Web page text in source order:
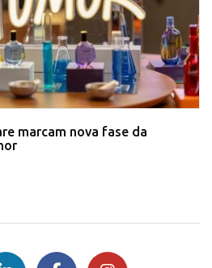
marcam nova fase da